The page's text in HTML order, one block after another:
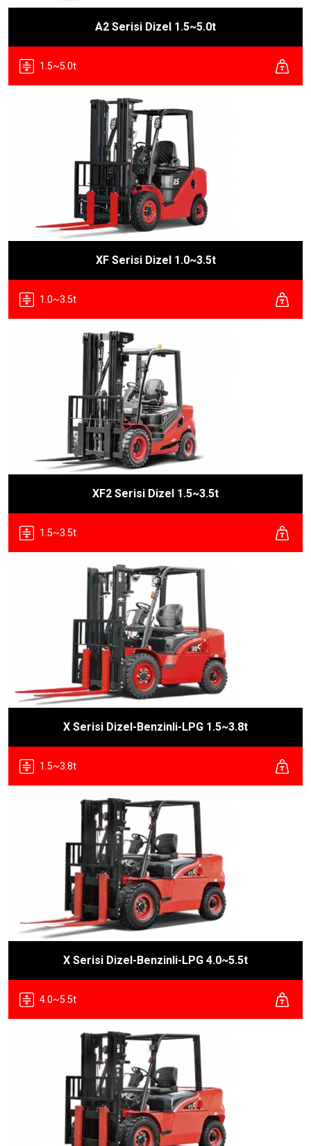
A2 Serisi Dizel 1.5~5.0t
1.5~5.0t
XF Serisi Dizel 1.0~3.5t
1.0~3.5t
XF2 Serisi Dizel 1.5~3.5t
1.5~3.5t
X Serisi Dizel-Benzinli-LPG 1.5~3.8t
1.5~3.8t
X Serisi Dizel-Benzinli-LPG 4.0~5.5t
4.0~5.5t